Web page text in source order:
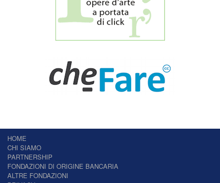
HOME
CHI SIAMO
PARTNERSHIP
FONDAZIONI DI ORIGINE BANCARIA
ALTRE FONDAZIONI